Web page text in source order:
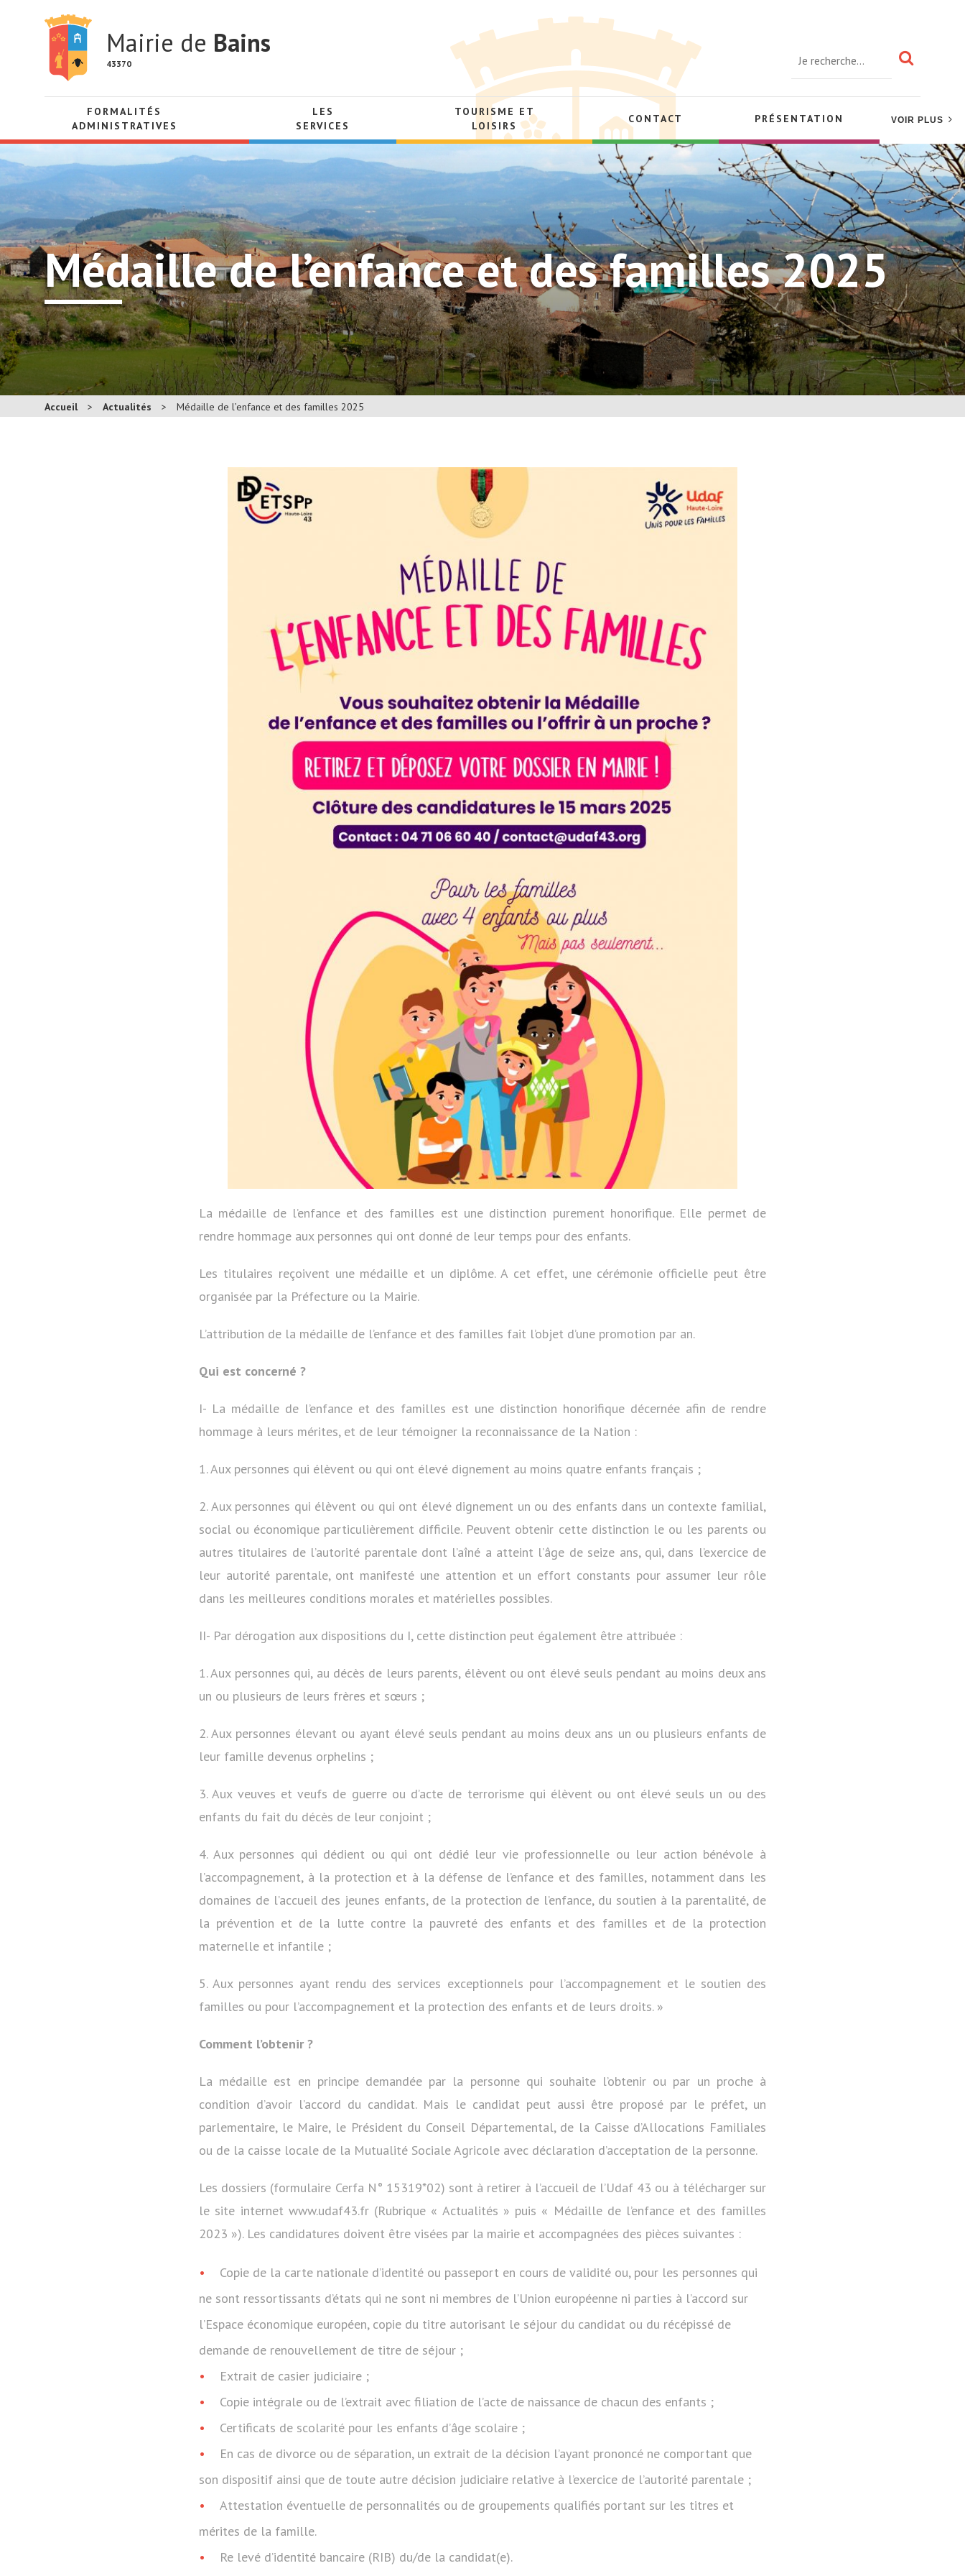
Mairie de Bains
43370
FORMALITÉS
ADMINISTRATIVES
LES
SERVICES
TOURISME ET
LOISIRS
CONTACT PRÉSENTATION VOIR PLUS
Médaille de l’enfance et des familles 2025
Accueil > Actualités > Médaille de l’enfance et des familles 2025
La médaille de l’enfance et des familles est une distinction purement honorifique. Elle permet de
rendre hommage aux personnes qui ont donné de leur temps pour des enfants.
Les titulaires reçoivent une médaille et un diplôme. A cet effet, une cérémonie officielle peut être
organisée par la Préfecture ou la Mairie.
L’attribution de la médaille de l’enfance et des familles fait l’objet d’une promotion par an.
Qui est concerné ?
I- La médaille de l’enfance et des familles est une distinction honorifique décernée afin de rendre
hommage à leurs mérites, et de leur témoigner la reconnaissance de la Nation :
1. Aux personnes qui élèvent ou qui ont élevé dignement au moins quatre enfants français ;
2. Aux personnes qui élèvent ou qui ont élevé dignement un ou des enfants dans un contexte familial,
social ou économique particulièrement difficile. Peuvent obtenir cette distinction le ou les parents ou
autres titulaires de l’autorité parentale dont l’aîné a atteint l’âge de seize ans, qui, dans l’exercice de
leur autorité parentale, ont manifesté une attention et un effort constants pour assumer leur rôle
dans les meilleures conditions morales et matérielles possibles.
II- Par dérogation aux dispositions du I, cette distinction peut également être attribuée :
1. Aux personnes qui, au décès de leurs parents, élèvent ou ont élevé seuls pendant au moins deux ans
un ou plusieurs de leurs frères et sœurs ;
2. Aux personnes élevant ou ayant élevé seuls pendant au moins deux ans un ou plusieurs enfants de
leur famille devenus orphelins ;
3. Aux veuves et veufs de guerre ou d’acte de terrorisme qui élèvent ou ont élevé seuls un ou des
enfants du fait du décès de leur conjoint ;
4. Aux personnes qui dédient ou qui ont dédié leur vie professionnelle ou leur action bénévole à
l’accompagnement, à la protection et à la défense de l’enfance et des familles, notamment dans les
domaines de l’accueil des jeunes enfants, de la protection de l’enfance, du soutien à la parentalité, de
la prévention et de la lutte contre la pauvreté des enfants et des familles et de la protection
maternelle et infantile ;
5. Aux personnes ayant rendu des services exceptionnels pour l’accompagnement et le soutien des
familles ou pour l’accompagnement et la protection des enfants et de leurs droits. »
Comment l’obtenir ?
La médaille est en principe demandée par la personne qui souhaite l’obtenir ou par un proche à
condition d’avoir l’accord du candidat. Mais le candidat peut aussi être proposé par le préfet, un
parlementaire, le Maire, le Président du Conseil Départemental, de la Caisse d’Allocations Familiales
ou de la caisse locale de la Mutualité Sociale Agricole avec déclaration d’acceptation de la personne.
Les dossiers (formulaire Cerfa N° 15319*02) sont à retirer à l’accueil de l’Udaf 43 ou à télécharger sur
le site internet www.udaf43.fr (Rubrique « Actualités » puis « Médaille de l’enfance et des familles
2023 »). Les candidatures doivent être visées par la mairie et accompagnées des pièces suivantes :
Copie de la carte nationale d’identité ou passeport en cours de validité ou, pour les personnes qui
ne sont ressortissants d’états qui ne sont ni membres de l’Union européenne ni parties à l’accord sur
l’Espace économique européen, copie du titre autorisant le séjour du candidat ou du récépissé de
demande de renouvellement de titre de séjour ;
Extrait de casier judiciaire ;
Copie intégrale ou de l’extrait avec filiation de l’acte de naissance de chacun des enfants ;
Certificats de scolarité pour les enfants d’âge scolaire ;
En cas de divorce ou de séparation, un extrait de la décision l’ayant prononcé ne comportant que
son dispositif ainsi que de toute autre décision judiciaire relative à l’exercice de l’autorité parentale ;
Attestation éventuelle de personnalités ou de groupements qualifiés portant sur les titres et
mérites de la famille.
Re levé d’identité bancaire (RIB) du/de la candidat(e).